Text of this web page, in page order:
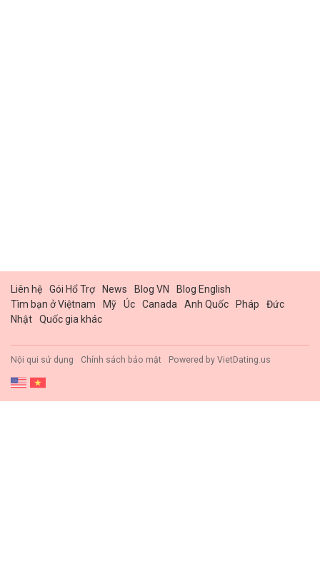
Liên hệ Gói Hổ Trợ News Blog VN
Blog English
Tìm bạn ở Việtnam
Mỹ Úc Canada Anh Quốc Pháp
Đức
Nhật
Quốc gia khác
Nội qui sử dụng Chính sách bảo mật Powered by VietDating.us